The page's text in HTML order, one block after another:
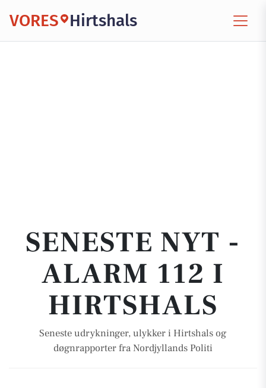
VORES Hirtshals
SENESTE NYT -
ALARM 112 I
HIRTSHALS
Seneste udrykninger, ulykker i Hirtshals og
døgnrapporter fra Nordjyllands Politi